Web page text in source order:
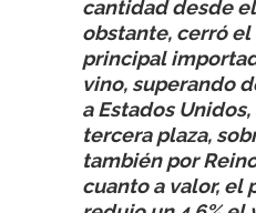
cantidad desde
obstante, cerró el
principal
vino, superando
a Estados
tercera plaza,
también por
cuanto a valor, el